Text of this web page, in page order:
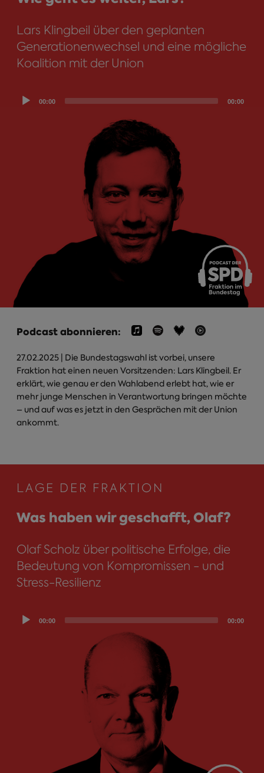
Lars Klingbeil über den geplanten
Generationenwechsel und eine mögliche
Koalition mit der Union
Audio
Player
00:00 00:00
Podcast abonnieren:
27.02.2025 | Die Bundestagswahl ist vorbei, unsere
Fraktion hat einen neuen Vorsitzenden: Lars Klingbeil. Er
erklärt, wie genau er den Wahlabend erlebt hat, wie er
mehr junge Menschen in Verantwortung bringen möchte
– und auf was es jetzt in den Gesprächen mit der Union
ankommt.
LAGE DER FRAKTION
Was haben wir geschafft, Olaf?
Olaf Scholz über politische Erfolge, die
Bedeutung von Kompromissen - und
Stress-Resilienz
Audio
Player
00:00 00:00